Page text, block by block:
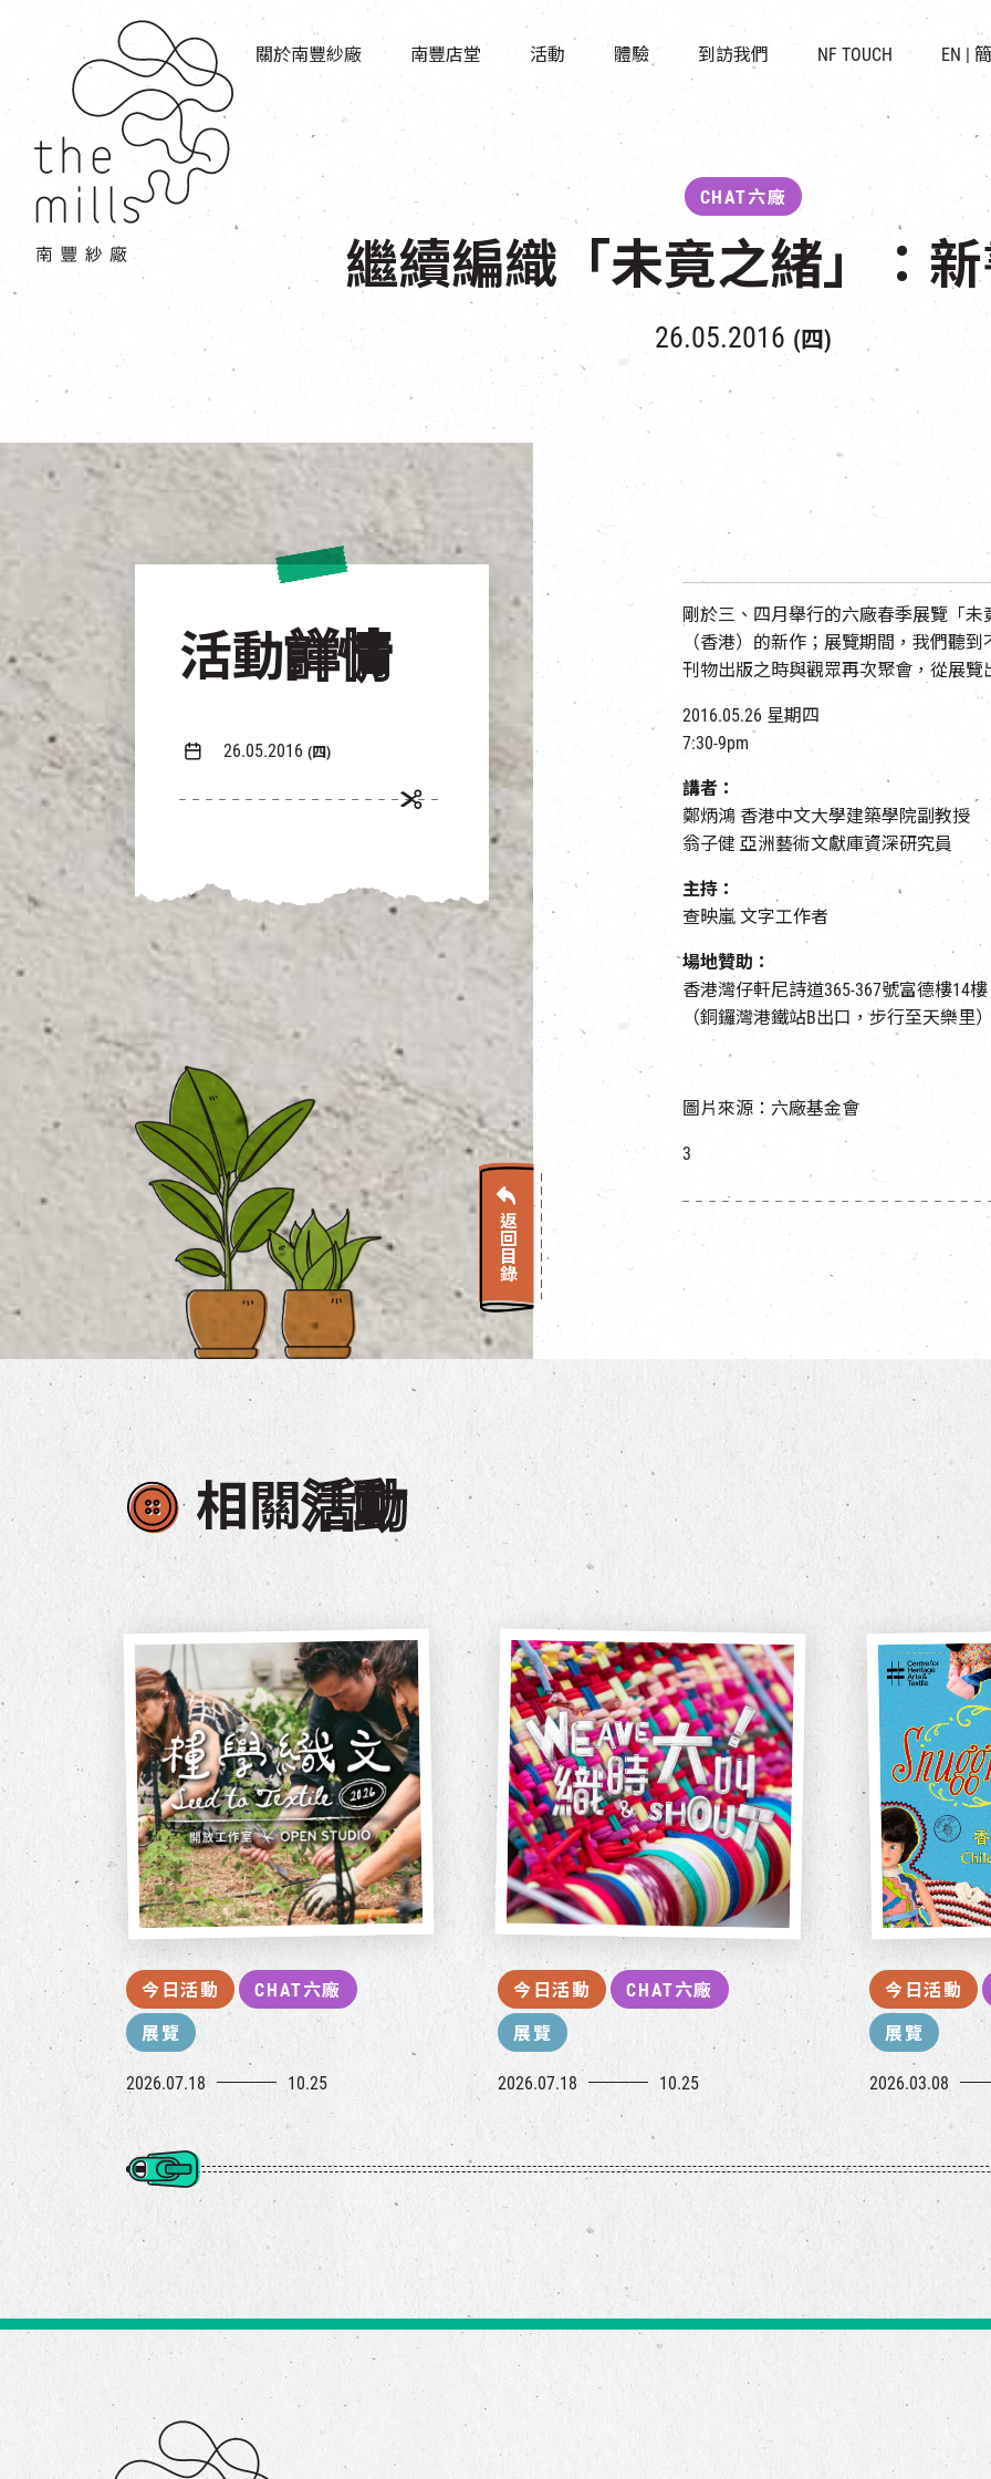
關於南豐紗廠
傳承與歷史
願景
媒體中心
南豐店堂
商店
活動
所有活動
世界之約
體驗
走進南豐紗廠
CHAT六廠
到訪我們
開放時間及位置
穿梭巴士服務
NF TOUCH EN | 簡
CHAT六廠
繼續編織「未竟之緒」：
26.05.2016 (四)
活動詳情
26.05.2016 (四)
返回目錄
剛於三、四月舉行的六廠春季展覽「
（香港）的新作；展覽期間，我們聽到
刊物出版之時與觀眾再次聚會，從展
2016.05.26 星期四
7:30-9pm
講者：
鄭炳鴻 香港中文大學建築學院副教授
翁子健 亞洲藝術文獻庫資深研究員
主持：
查映嵐 文字工作者
場地贊助：
香港灣仔軒尼詩道365-367號富德樓14樓
（銅鑼灣港鐵站B出口，步行至天樂里
圖片來源：六廠基金會
3
相關活動
今日活動 CHAT六廠
展覽
2026.07.18 10.25
今日活動 CHAT六廠
展覽
2026.07.18 10.25
今日活動
展覽
2026.03.08